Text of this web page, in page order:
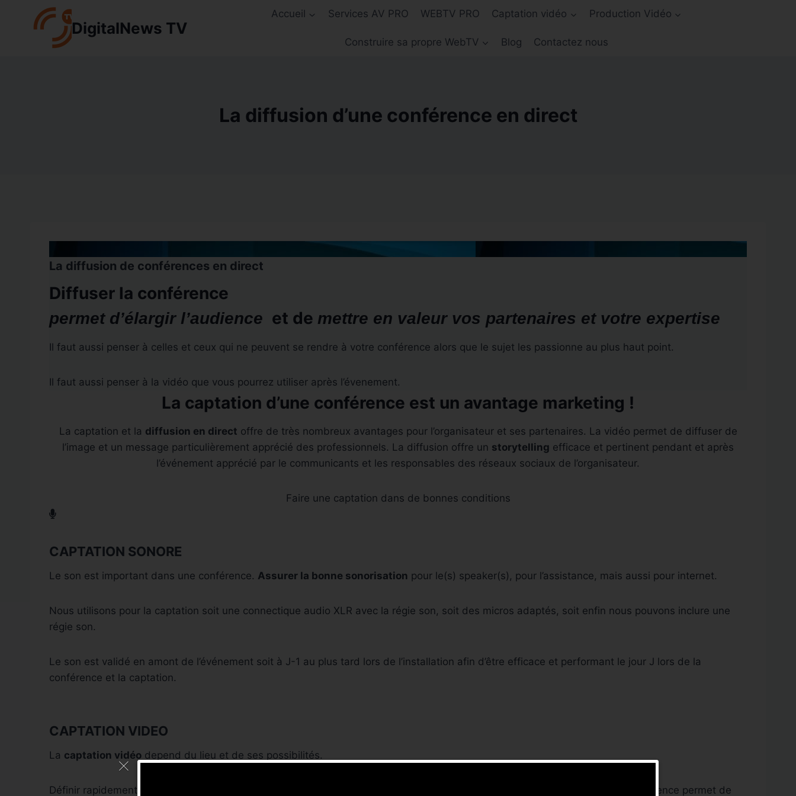
DigitalNews TV
Accueil Services AV PRO WEBTV PRO Captation vidéo Production Vidéo
Construire sa propre WebTV Blog Contactez nous
La diffusion d’une conférence en direct
La diffusion de conférences en direct
Diffuser la conférence
permet d’élargir l’audience et de mettre en valeur vos partenaires et votre expertise
Il faut aussi penser à celles et ceux qui ne peuvent se rendre à votre conférence alors que le sujet les passionne au plus haut point.
Il faut aussi penser à la vidéo que vous pourrez utiliser après l’évenement.
La captation d’une conférence est un avantage marketing !
La captation et la diffusion en direct offre de très nombreux avantages pour l’organisateur et ses partenaires. La vidéo permet de diffuser de
l’image et un message particulièrement apprécié des professionnels. La diffusion offre un storytelling efficace et pertinent pendant et après
l’événement apprécié par le communicants et les responsables des réseaux sociaux de l’organisateur.
Faire une captation dans de bonnes conditions
CAPTATION SONORE
Le son est important dans une conférence. Assurer la bonne sonorisation pour le(s) speaker(s), pour l’assistance, mais aussi pour internet.
Nous utilisons pour la captation soit une connectique audio XLR avec la régie son, soit des micros adaptés, soit enfin nous pouvons inclure une
régie son.
Le son est validé en amont de l’événement soit à J-1 au plus tard lors de l’installation afin d’être efficace et performant le jour J lors de la
conférence et la captation.
CAPTATION VIDEO
La captation vidéo depend du lieu et de ses possibilités.
Définir rapidement le nombre de cameras et de leur emplacement et celui de la régie vidéo. Un repérage en amont de la conférence permet de